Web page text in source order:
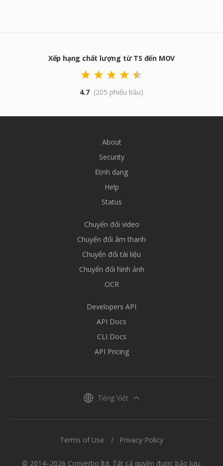
Xếp hạng chất lượng từ TS đến MOV
4.7 (205 phiếu bầu)
About
Security
Định dạng
Help
Status
Chuyển đổi video
Chuyển đổi âm thanh
Chuyển đổi tài liệu
Chuyển đổi hình ảnh
OCR
Developers API
API Docs
CLI Docs
API Pricing
Tiếng Việt
© 2014–2026 Convertio ltd. Tất cả quyền được bảo lưu.
Terms of Use Privacy Policy